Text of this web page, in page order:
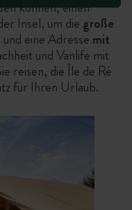
können, einen
Insel, um die große
eine Adresse mit
und Vanlife mit
reisen, die Île de Ré
für Ihren Urlaub.